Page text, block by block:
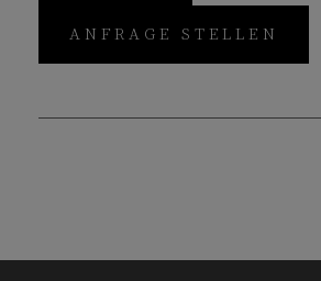
ANFRAGE STELLEN